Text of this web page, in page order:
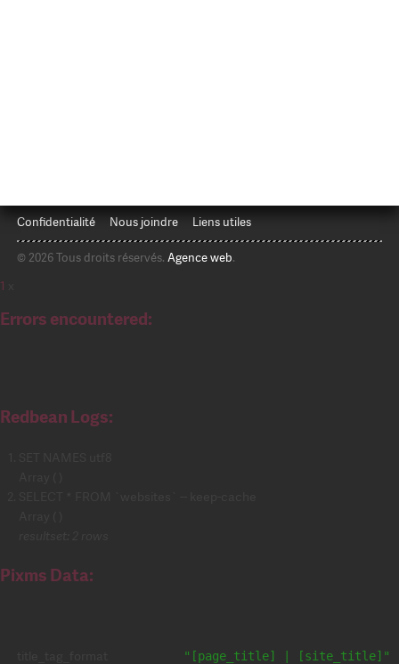
Confidentialité Nous joindre Liens utiles
© 2026 Tous droits réservés. Agence web.
1
Errors encountered:
Redbean Logs:
Pixms Data:
"[page_title] | [site_title]"